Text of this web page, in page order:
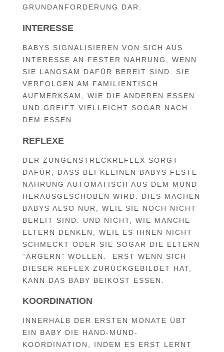
GRUNDANFORDERUNG DAR.
INTERESSE
BABYS SIGNALISIEREN VON SICH AUS
INTERESSE AN FESTER NAHRUNG, WENN
SIE LANGSAM DAFÜR BEREIT SIND. SIE
VERFOLGEN AM FAMILIENTISCH
AUFMERKSAM, WIE DIE ANDEREN ESSEN
UND GREIFT VIELLEICHT SOGAR NACH
DEM ESSEN.
REFLEXE
DER ZUNGENSTRECKREFLEX SORGT
DAFÜR, DASS BEI KLEINEN BABYS FESTE
NAHRUNG AUTOMATISCH AUS DEM MUND
HERAUSGESCHOBEN WIRD. DIES MACHEN
BABYS ALSO NUR, WEIL SIE NOCH NICHT
BEREIT SIND. UND NICHT, WIE MANCHE
ELTERN DENKEN, WEIL ES IHNEN NICHT
SCHMECKT ODER SIE SOGAR DIE ELTERN
“ÄRGERN” WOLLEN. ERST WENN SICH
DIESER REFLEX ZURÜCKGEBILDET HAT,
KANN DAS BABY BEIKOST ESSEN.
KOORDINATION
INNERHALB DER ERSTEN MONATE ÜBT
EIN BABY DIE HAND-MUND-
KOORDINATION, INDEM ES ERST LERNT